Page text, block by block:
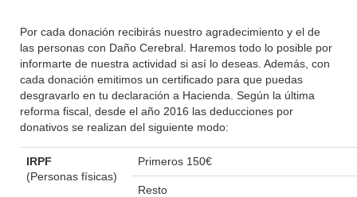
Por cada donación recibirás nuestro agradecimiento y el de
las personas con Daño Cerebral. Haremos todo lo posible por
informarte de nuestra actividad si así lo deseas. Además, con
cada donación emitimos un certificado para que puedas
desgravarlo en tu declaración a Hacienda. Según la última
reforma fiscal, desde el año 2016 las deducciones por
donativos se realizan del siguiente modo:
IRPF
(Personas físicas)
Primeros 150€
Resto